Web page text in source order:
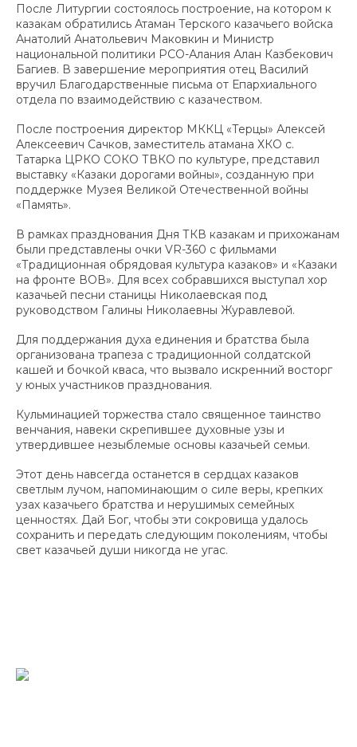
После Литургии состоялось построение, на котором к
казакам обратились Атаман Терского казачьего войска
Анатолий Анатольевич Маковкин и Министр
национальной политики РСО-Алания Алан Казбекович
Багиев. В завершение мероприятия отец Василий
вручил Благодарственные письма от Епархиального
отдела по взаимодействию с казачеством.
После построения директор МККЦ «Терцы» Алексей
Алексеевич Сачков, заместитель атамана ХКО с.
Татарка ЦРКО СОКО ТВКО по культуре, представил
выставку «Казаки дорогами войны», созданную при
поддержке Музея Великой Отечественной войны
«Память».
В рамках празднования Дня ТКВ казакам и прихожанам
были представлены очки VR-360 с фильмами
«Традиционная обрядовая культура казаков» и «Казаки
на фронте ВОВ». Для всех собравшихся выступал хор
казачьей песни станицы Николаевская под
руководством Галины Николаевны Журавлевой.
Для поддержания духа единения и братства была
организована трапеза с традиционной солдатской
кашей и бочкой кваса, что вызвало искренний восторг
у юных участников празднования.
Кульминацией торжества стало священное таинство
венчания, навеки скрепившее духовные узы и
утвердившее незыблемые основы казачьей семьи.
Этот день навсегда останется в сердцах казаков
светлым лучом, напоминающим о силе веры, крепких
узах казачьего братства и нерушимых семейных
ценностях. Дай Бог, чтобы эти сокровища удалось
сохранить и передать следующим поколениям, чтобы
свет казачьей души никогда не угас.